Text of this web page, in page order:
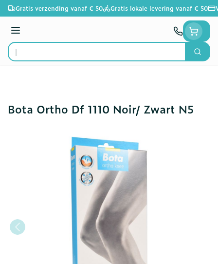
Ga naar de inhoud
Gratis verzending vanaf € 50 Gratis lokale levering vanaf € 50
Menu
Product, merk, categorie...
Zoek
Bota Ortho Df 1110 Noir/ Zwart N5